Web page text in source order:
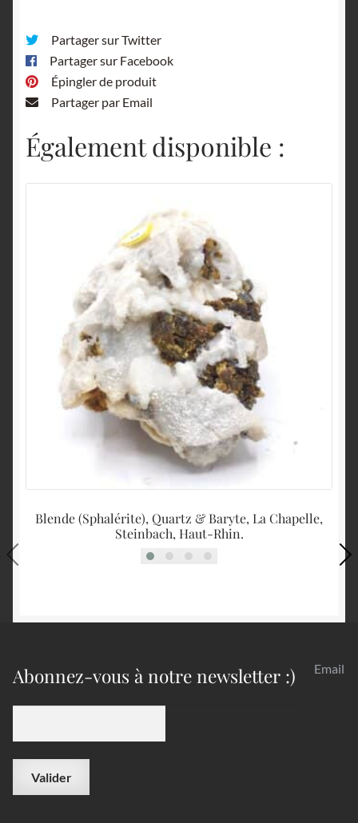
Partager sur Twitter
Partager sur Facebook
Épingler de produit
Partager par Email
Également disponible :
Blende (Sphalérite), Quartz & Baryte, La Chapelle,
Steinbach, Haut-Rhin.
Abonnez-vous à notre newsletter :) Email